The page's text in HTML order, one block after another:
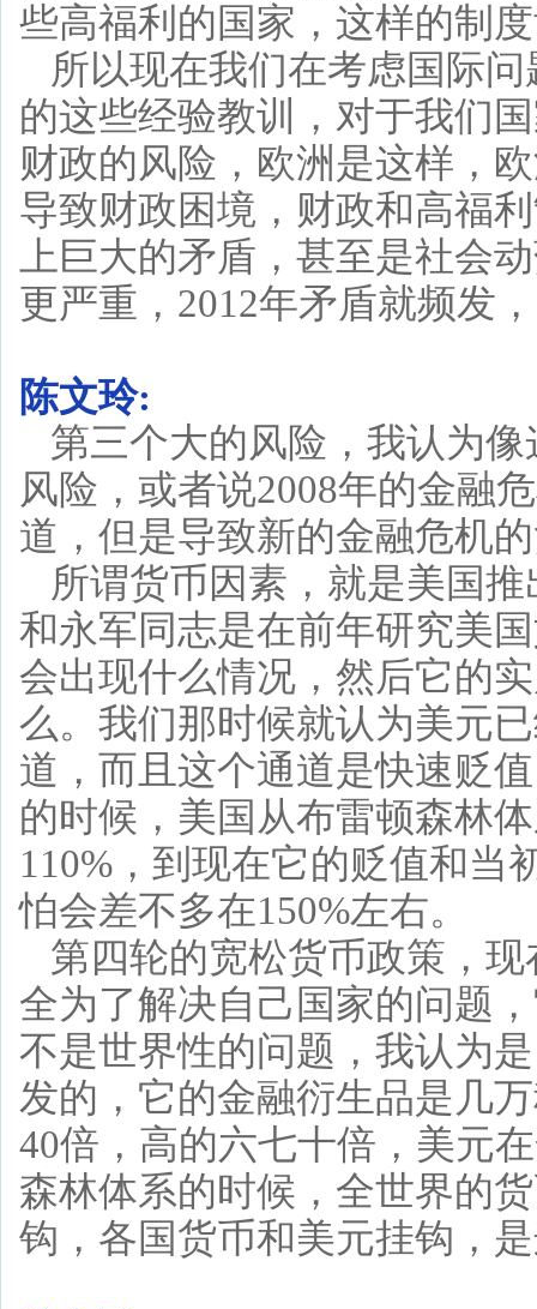
些高福利的国家，这样的制
所以现在我们在考虑国际
的这些经验教训，对于我们
财政的风险，欧洲是这样，
导致财政困境，财政和高福
上巨大的矛盾，甚至是社会
更严重，2012年矛盾就频发
陈文玲:
第三个大的风险，我认为
风险，或者说2008年的金融
道，但是导致新的金融危机
所谓货币因素，就是美国
和永军同志是在前年研究美
会出现什么情况，然后它的
么。我们那时候就认为美元
道，而且这个通道是快速贬
的时候，美国从布雷顿森林
110%，到现在它的贬值和当
怕会差不多在150%左右。
第四轮的宽松货币政策，
全为了解决自己国家的问题
不是世界性的问题，我认为
发的，它的金融衍生品是几
40倍，高的六七十倍，美元
森林体系的时候，全世界的
钩，各国货币和美元挂钩，